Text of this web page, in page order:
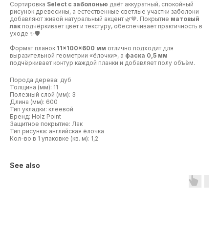
Сортировка Select с заболонью даёт аккуратный, спокойный
рисунок древесины, а естественные светлые участки заболони
добавляют живой натуральный акцент 🌿🤎. Покрытие матовый
лак подчёркивает цвет и текстуру, обеспечивает практичность в
уходе ✨🛡️
Формат планок 11×100×600 мм отлично подходит для
выразительной геометрии «ёлочки», а фаска 0,5 мм
подчёркивает контур каждой планки и добавляет полу объём.
Порода дерева: дуб
Толщина (мм): 11
Полезный слой (мм): 3
Длина (мм): 600
Тип укладки: клеевой
Бренд: Holz Point
Защитное покрытие: Лак
Тип рисунка: английская ёлочка
Кол-во в 1 упаковке (кв. м): 1,2
See also